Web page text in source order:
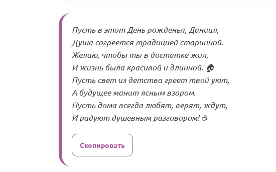
Пусть в этот День рожденья, Даниил,
Душа согреется традицией старинной.
Желаю, чтобы ты в достатке жил,
И жизнь была красивой и длинной. 🏠
Пусть свет из детства греет твой уют,
А будущее манит ясным взором.
Пусть дома всегда любят, верят, ждут,
И радуют душевным разговором! ☕
Скопировать